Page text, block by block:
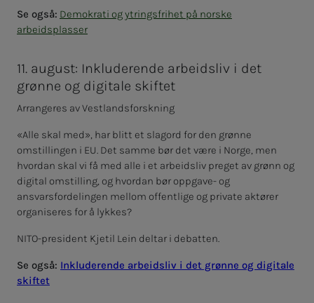
Se også: Demokrati og ytringsfrihet på norske
arbeidsplasser
11. august: Inkluderende arbeidsliv i det
grønne og digitale skiftet
Arrangeres av Vestlandsforskning
«Alle skal med», har blitt et slagord for den grønne
omstillingen i EU. Det samme bør det være i Norge, men
hvordan skal vi få med alle i et arbeidsliv preget av grønn og
digital omstilling, og hvordan bør oppgave- og
ansvarsfordelingen mellom offentlige og private aktører
organiseres for å lykkes?
NITO-president Kjetil Lein deltar i debatten.
Se også: Inkluderende arbeidsliv i det grønne og digitale
skiftet